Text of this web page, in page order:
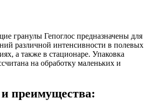
гранулы Гепоглос предназначены для
различной интенсивности в полевых
а также в стационаре. Упаковка
на обработку маленьких и
преимущества: